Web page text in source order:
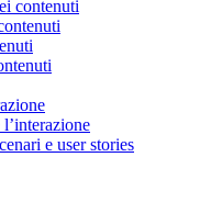
contenuti
e user stories